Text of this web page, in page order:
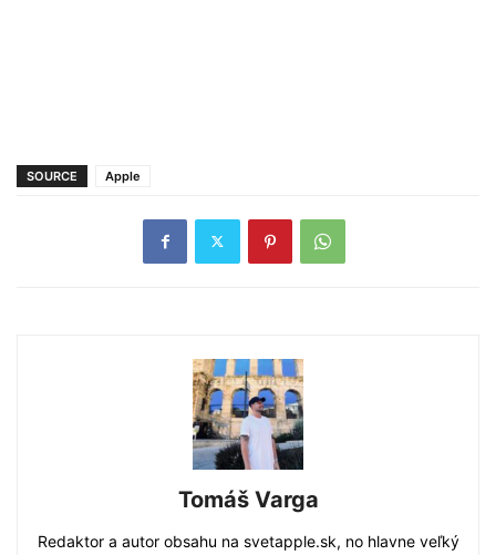
SOURCE Apple
Tomáš Varga
Redaktor a autor obsahu na svetapple.sk, no hlavne veľký